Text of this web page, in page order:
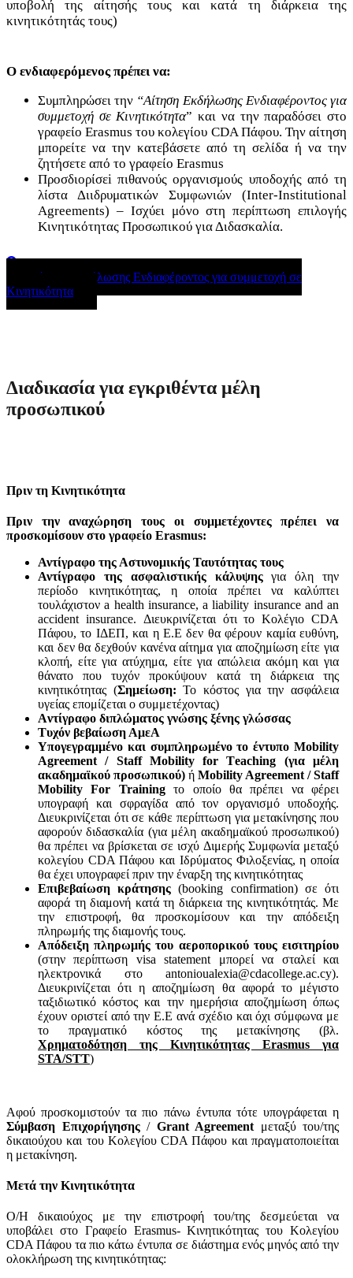
υποβολή της αίτησής τους και κατά τη διάρκεια της
κινητικότητάς τους)
Ο ενδιαφερόμενος πρέπει να:
Συμπληρώσει την “Αίτηση Εκδήλωσης Ενδιαφέροντος για
συμμετοχή σε Κινητικότητα” και να την παραδόσει στο
γραφείο Erasmus του κολεγίου CDA Πάφου. Την αίτηση
μπορείτε να την κατεβάσετε από τη σελίδα ή να την
ζητήσετε από το γραφείο Erasmus
Προσδιορίσεi πιθανούς οργανισμούς υποδοχής από τη
λίστα Διιδρυματικών Συμφωνιών (Inter-Institutional
Agreements) – Ισχύει μόνο στη περίπτωση επιλογής
Κινητικότητας Προσωπικού για Διδασκαλία.
Αίτηση Εκδήλωσης Ενδιαφέροντος για συμμετοχή σε
Κινητικότητα
Διαδικασία για εγκριθέντα μέλη
προσωπικού
Πριν τη Κινητικότητα
Πριν την αναχώρηση τους οι συμμετέχοντες πρέπει να
προσκομίσουν στο γραφείο Erasmus:
Αντίγραφο της Αστυνομικής Ταυτότητας τους
Αντίγραφο της ασφαλιστικής κάλυψηςγια όλη την
περίοδο κινητικότητας, η οποία πρέπει να καλύπτει
τουλάχιστον a health insurance, a liability insurance and an
accident insurance. Διευκρινίζεται ότι το Κολέγιο CDA
Πάφου, το ΙΔΕΠ, και η Ε.Ε δεν θα φέρουν καμία ευθύνη,
και δεν θα δεχθούν κανένα αίτημα για αποζημίωση είτε για
κλοπή, είτε για ατύχημα, είτε για απώλεια ακόμη και για
θάνατο που τυχόν προκύψουν κατά τη διάρκεια της
κινητικότητας (Σημείωση: Το κόστος για την ασφάλεια
υγείας επομίζεται ο συμμετέχοντας)
Aντίγραφο διπλώματος γνώσης ξένης γλώσσας
Tυχόν βεβαίωση ΑμεΑ
Υπογεγραμμένο και συμπληρωμένο το έντυπο Mobility
Agreement / Staff Mobility for Τeaching (για μέλη
ακαδημαϊκού προσωπικού) ή Mobility Agreement / Staff
Mobility For Trainingτο οποίο θα πρέπει να φέρει
υπογραφή και σφραγίδα από τον οργανισμό υποδοχής.
Διευκρινίζεται ότι σε κάθε περίπτωση για μετακίνησης που
αφορούν διδασκαλία (για μέλη ακαδημαϊκού προσωπικού)
θα πρέπει να βρίσκεται σε ισχύ Διμερής Συμφωνία μεταξύ
κολεγίου CDA Πάφου και Ιδρύματος Φιλοξενίας, η οποία
θα έχει υπογραφεί πριν την έναρξη της κινητικότητας
Επιβεβαίωση κράτησης (booking confirmation) σε ότι
αφορά τη διαμονή κατά τη διάρκεια της κινητικότητάς. Mε
την επιστροφή, θα προσκομίσουν και την απόδειξη
πληρωμής της διαμονής τους.
Απόδειξη πληρωμής του αεροπορικού τους εισιτηρίου
(στην περίπτωση visa statement μπορεί να σταλεί και
ηλεκτρονικά στο antonioualexia@cdacollege.ac.cy).
Διευκρινίζεται ότι η αποζημίωση θα αφορά το μέγιστο
ταξιδιωτικό κόστος και την ημερήσια αποζημίωση όπως
έχουν οριστεί από την Ε.Ε ανά σχέδιο και όχι σύμφωνα με
το πραγματικό κόστος της μετακίνησης (βλ.
Χρηματοδότηση της Κινητικότητας Erasmus για
STA/STT)
Αφού προσκομιστούν τα πιο πάνω έντυπα τότε υπογράφεται η
Σύμβαση Επιχορήγησης/ Grant Agreement μεταξύ του/της
δικαιούχου και του Κολεγίου CDA Πάφου και πραγματοποιείται
η μετακίνηση.
Μετά την Κινητικότητα
Ο/Η δικαιούχος με την επιστροφή του/της δεσμεύεται να
υποβάλει στο Γραφείο Erasmus- Κινητικότητας του Κολεγίου
CDA Πάφου τα πιο κάτω έντυπα σε διάστημα ενός μηνός από την
ολοκλήρωση της κινητικότητας: